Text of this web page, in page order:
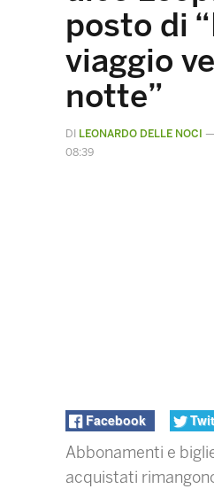
posto di
viaggio
notte”
DI LEONARDO DELLE NOCI —
08:39
Facebook
Abbonamenti e
acquistati